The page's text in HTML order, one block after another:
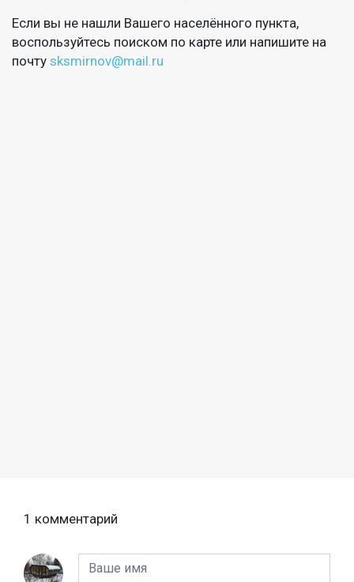
Если вы не нашли Вашего населённого пункта,
воспользуйтесь поиском по карте или напишите на
почту sksmirnov@mail.ru
1 комментарий